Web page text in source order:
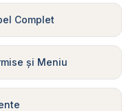
Complet
și Meniu